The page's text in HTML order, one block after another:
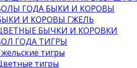
ГОДА БЫКИ И КОРОВЫ
И КОРОВЫ ГЖЕЛЬ
БЫЧКИ И КОРОВКИ
ГОДА ТИГРЫ
тигры
тигры